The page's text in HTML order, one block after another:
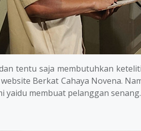
tentu saja membutuhkan
Berkat Cahaya Novena.
yaidu membuat pelanggan senang.